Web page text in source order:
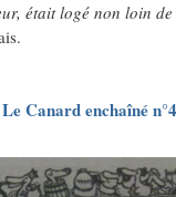
était logé non loin
Le Canard enchaîné